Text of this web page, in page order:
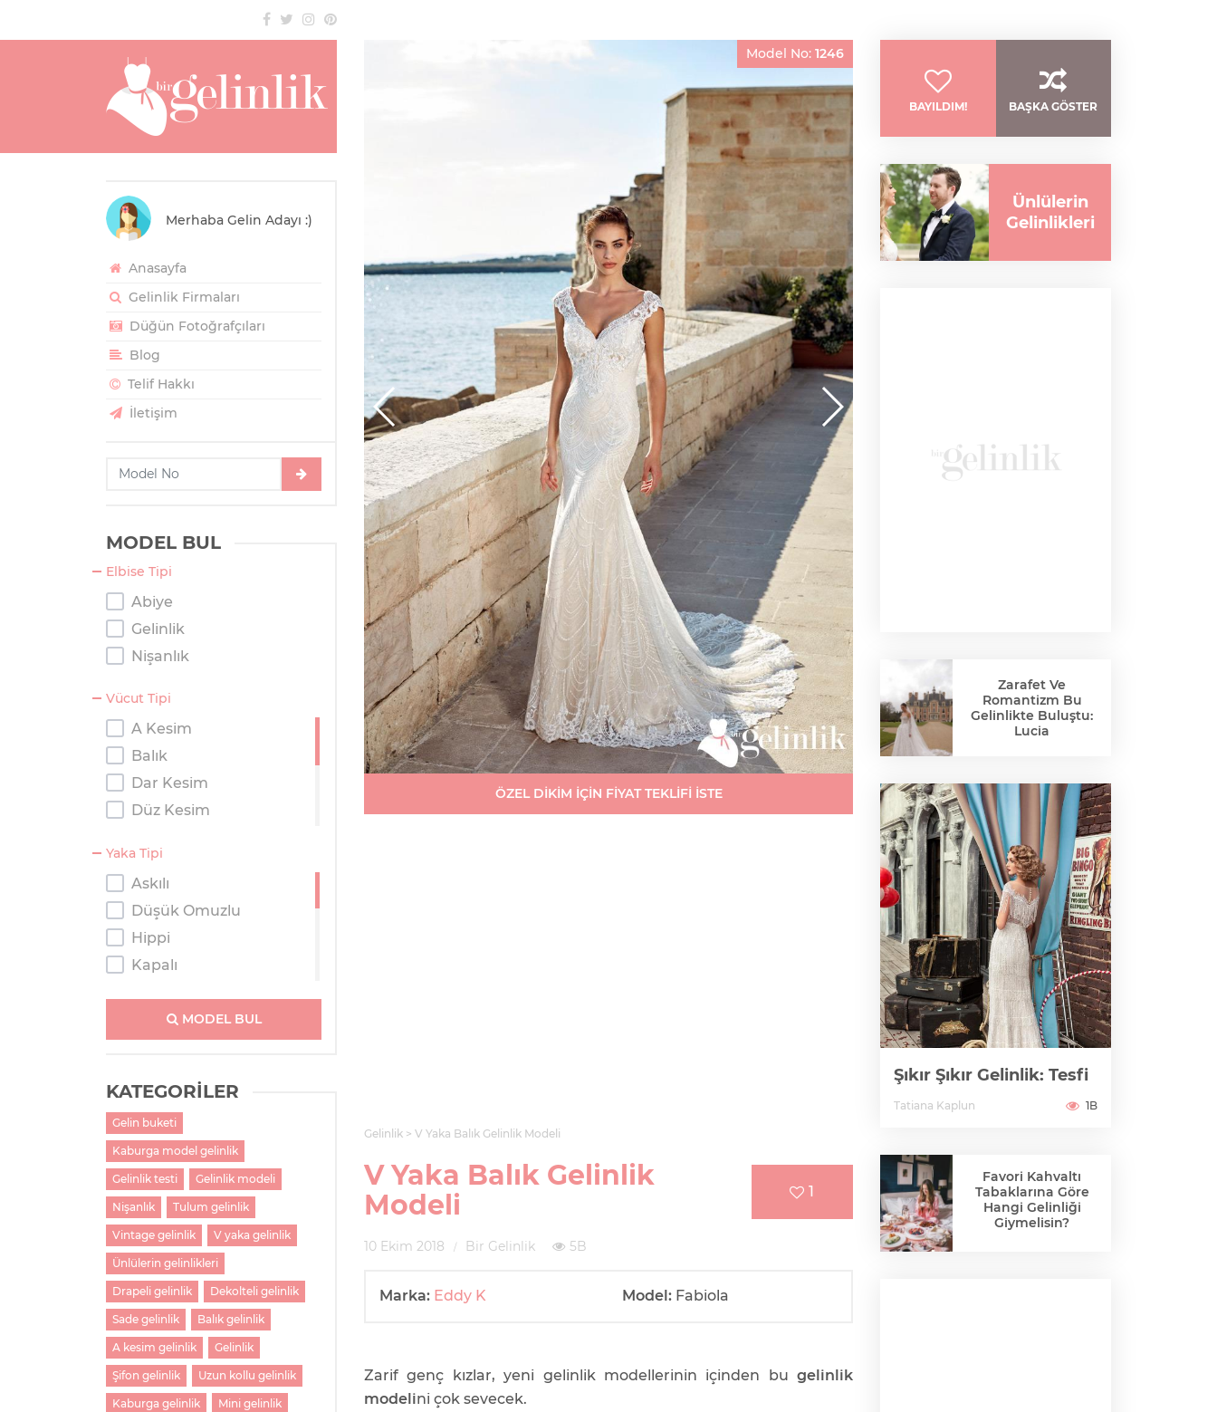
Merhaba Gelin Adayı :)
Anasayfa
Gelinlik Firmaları
Düğün Fotoğrafçıları
Blog
Telif Hakkı
İletişim
MODEL BUL
Elbise Tipi
Abiye
Gelinlik
Nişanlık
Vücut Tipi
A Kesim
Balık
Dar Kesim
Düz Kesim
Kısa
Prenses
Salaş
Tulum
Yaka Tipi
Askılı
Düşük Omuzlu
Hippi
Kapalı
Kolsuz
M Yaka
Tek Omuzlu
Tesettür
Transparan Omuzlu
V Yaka
MODEL BUL
KATEGORİLER
Gelin buketi
Kaburga model gelinlik
Gelinlik testi Gelinlik modeli
Nişanlık Tulum gelinlik
Vintage gelinlik V yaka gelinlik
Ünlülerin gelinlikleri
Drapeli gelinlik Dekolteli gelinlik
Sade gelinlik Balık gelinlik
A kesim gelinlik Gelinlik
Şifon gelinlik Uzun kollu gelinlik
Kaburga gelinlik Mini gelinlik
Model No: 1246
ÖZEL DİKİM İÇİN FİYAT TEKLİFİ İSTE
Gelinlik V Yaka Balık Gelinlik Modeli
V Yaka Balık Gelinlik
Modeli
1
10 Ekim 2018 Bir Gelinlik 5B
Marka: Eddy K Model: Fabiola
Zarif genç kızlar, yeni gelinlik modellerinin içinden bu gelinlik
modelini çok sevecek.
BAYILDIM! BAŞKA GÖSTER
Ünlülerin
Gelinlikleri
Zarafet Ve
Romantizm Bu
Gelinlikte Buluştu:
Lucia
Şıkır Şıkır Gelinlik: Tesfi
Tatiana Kaplun 1B
Favori Kahvaltı
Tabaklarına Göre
Hangi Gelinliği
Giymelisin?